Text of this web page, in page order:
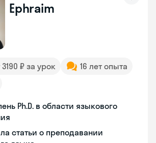
Ephraim
3190 ₽ за урок
16 лет опыта
Ph.D. в области языкового
статьи о преподавании